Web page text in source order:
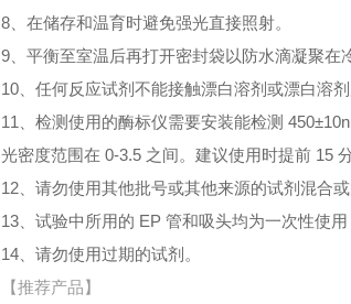
8、在储存和温育时避免强光直接照射。
9、平衡至室温后再打开密封袋以防水滴凝聚在
10、任何反应试剂不能接触漂白溶剂或漂白溶
11、检测使用的酶标仪需要安装能检测
光密度范围在 0-3.5 之间。建议使用时提前 15
12、请勿使用其他批号或其他来源的试剂混合
13、试验中所用的 EP 管和吸头均为一次性使用
14、请勿使用过期的试剂。
【推荐产品】